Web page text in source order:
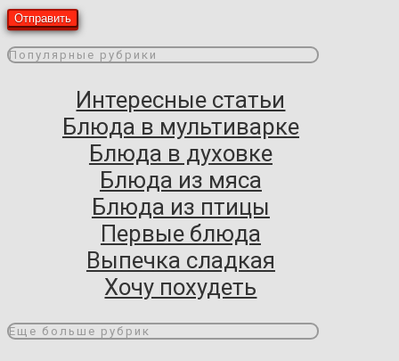
Популярные рубрики
Интересные статьи
Блюда в мультиварке
Блюда в духовке
Блюда из мяса
Блюда из птицы
Первые блюда
Выпечка сладкая
Хочу похудеть
Еще больше рубрик